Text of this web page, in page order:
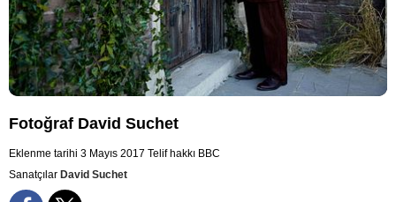
Fotoğraf David Suchet
Eklenme tarihi 3 Mayıs 2017 Telif hakkı BBC
Sanatçılar David Suchet